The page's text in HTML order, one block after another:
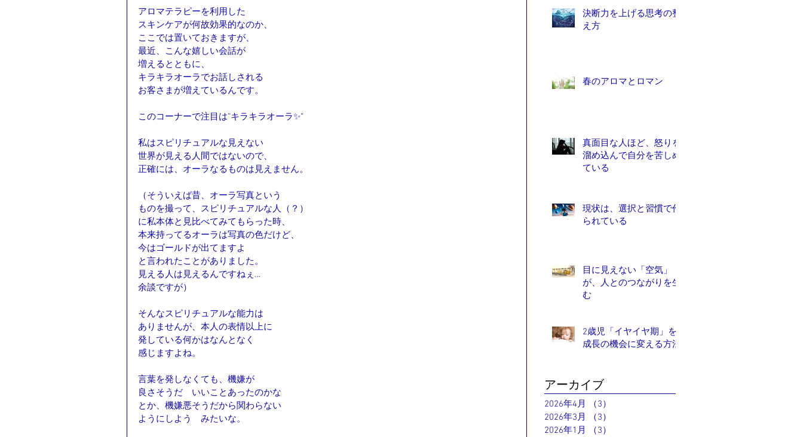
アロマテラピーを利用した
スキンケアが何故効果的なのか、
ここでは置いておきますが、
最近、こんな嬉しい会話が
増えるとともに、
キラキラオーラでお話しされる
お客さまが増えているんです。
このコーナーで注目は”キラキラオーラ✨”
私はスピリチュアルな見えない
世界が見える人間ではないので、
正確には、オーラなるものは見えません。
（そういえば昔、オーラ写真という
ものを撮って、スピリチュアルな人（？）
に私本体と見比べてみてもらった時、
本来持ってるオーラは写真の色だけど、
今はゴールドが出てますよ
と言われたことがありました。
見える人は見えるんですねぇ…
余談ですが）
そんなスピリチュアルな能力は
ありませんが、本人の表情以上に
発している何かはなんとなく
感じますよね。
言葉を発しなくても、機嫌が
良さそうだ　いいことあったのかな
とか、機嫌悪そうだから関わらない
ようにしよう　みたいな。
決断力を上げる思考の整
え方
春のアロマとロマン
真面目な人ほど、怒りを
溜め込んで自分を苦しめ
ている
現状は、選択と習慣で作
られている
目に見えない「空気」
が、人とのつながりを生
む
2歳児「イヤイヤ期」を
成長の機会に変える方法
アーカイブ
2026年4月 （3）
2026年3月
（3）
2026年1月
（3）